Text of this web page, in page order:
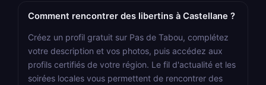
Comment rencontrer des libertins à Castellane ?
Créez un profil gratuit sur Pas de Tabou, complétez
votre description et vos photos, puis accédez aux
profils certifiés de votre région. Le fil d'actualité et les
soirées locales vous permettent de rencontrer des